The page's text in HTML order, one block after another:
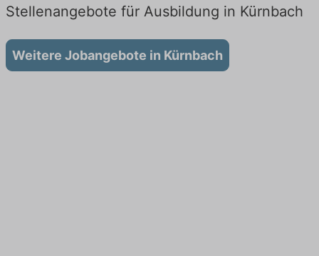
Stellenangebote für Ausbildung in Kürnbach
Weitere Jobangebote in Kürnbach